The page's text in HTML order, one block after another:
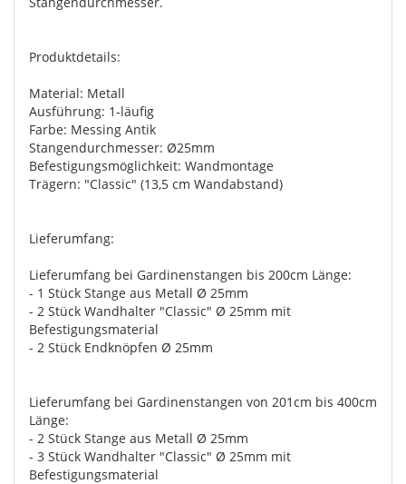
Produktdetails:
Material: Metall
Ausführung: 1-läufig
Farbe: Messing Antik
Stangendurchmesser: Ø25mm
Befestigungsmöglichkeit: Wandmontage
Trägern: "Classic" (13,5 cm Wandabstand)
Lieferumfang:
Lieferumfang bei Gardinenstangen bis 200cm Länge:
- 1 Stück Stange aus Metall Ø 25mm
- 2 Stück Wandhalter "Classic" Ø 25mm mit
Befestigungsmaterial
- 2 Stück Endknöpfen Ø 25mm
Lieferumfang bei Gardinenstangen von 201cm bis 400cm
Länge:
- 2 Stück Stange aus Metall Ø 25mm
- 3 Stück Wandhalter "Classic" Ø 25mm mit
Befestigungsmaterial